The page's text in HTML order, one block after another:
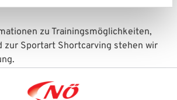
zu Trainingsmöglichkeiten,
zur Sportart Shortcarving stehen wir